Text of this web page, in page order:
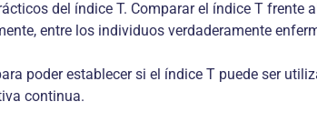
del índice T. Comparar el índice T
entre los individuos verdaderamente
poder establecer si el índice T puede ser
continua.